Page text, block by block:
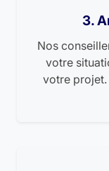
3.
Nos
votre
votre projet.